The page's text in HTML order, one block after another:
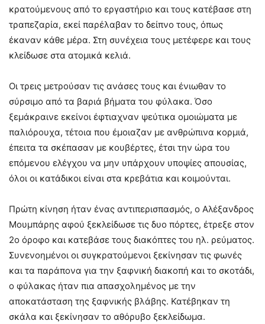
κρατούμενους από το εργαστήριο και τους κατέβασε στη
τραπεζαρία, εκεί παρέλαβαν το δείπνο τους, όπως
έκαναν κάθε μέρα. Στη συνέχεια τους μετέφερε και τους
κλείδωσε στα ατομικά κελιά.
Οι τρεις μετρούσαν τις ανάσες τους και ένιωθαν το
σύρσιμο από τα βαριά βήματα του φύλακα. Όσο
ξεμάκραινε εκείνοι έφτιαχναν ψεύτικα ομοιώματα με
παλιόρουχα, τέτοια που έμοιαζαν με ανθρώπινα κορμιά,
έπειτα τα σκέπασαν με κουβέρτες, έτσι την ώρα του
επόμενου ελέγχου να μην υπάρχουν υποψίες απουσίας,
όλοι οι κατάδικοι είναι στα κρεβάτια και κοιμούνται.
Πρώτη κίνηση ήταν ένας αντιπερισπασμός, ο Αλέξανδρος
Μουμπάρης αφού ξεκλείδωσε τις δυο πόρτες, έτρεξε στον
2ο όροφο και κατεβάσε τους διακόπτες του ηλ. ρεύματος.
Συνενοημένοι οι συγκρατούμενοι ξεκίνησαν τις φωνές
και τα παράπονα για την ξαφνική διακοπή και το σκοτάδι,
ο φύλακας ήταν πια απασχολημένος με την
αποκατάσταση της ξαφνικής βλάβης. Κατέβηκαν τη
σκάλα και ξεκίνησαν το αθόρυβο ξεκλείδωμα.